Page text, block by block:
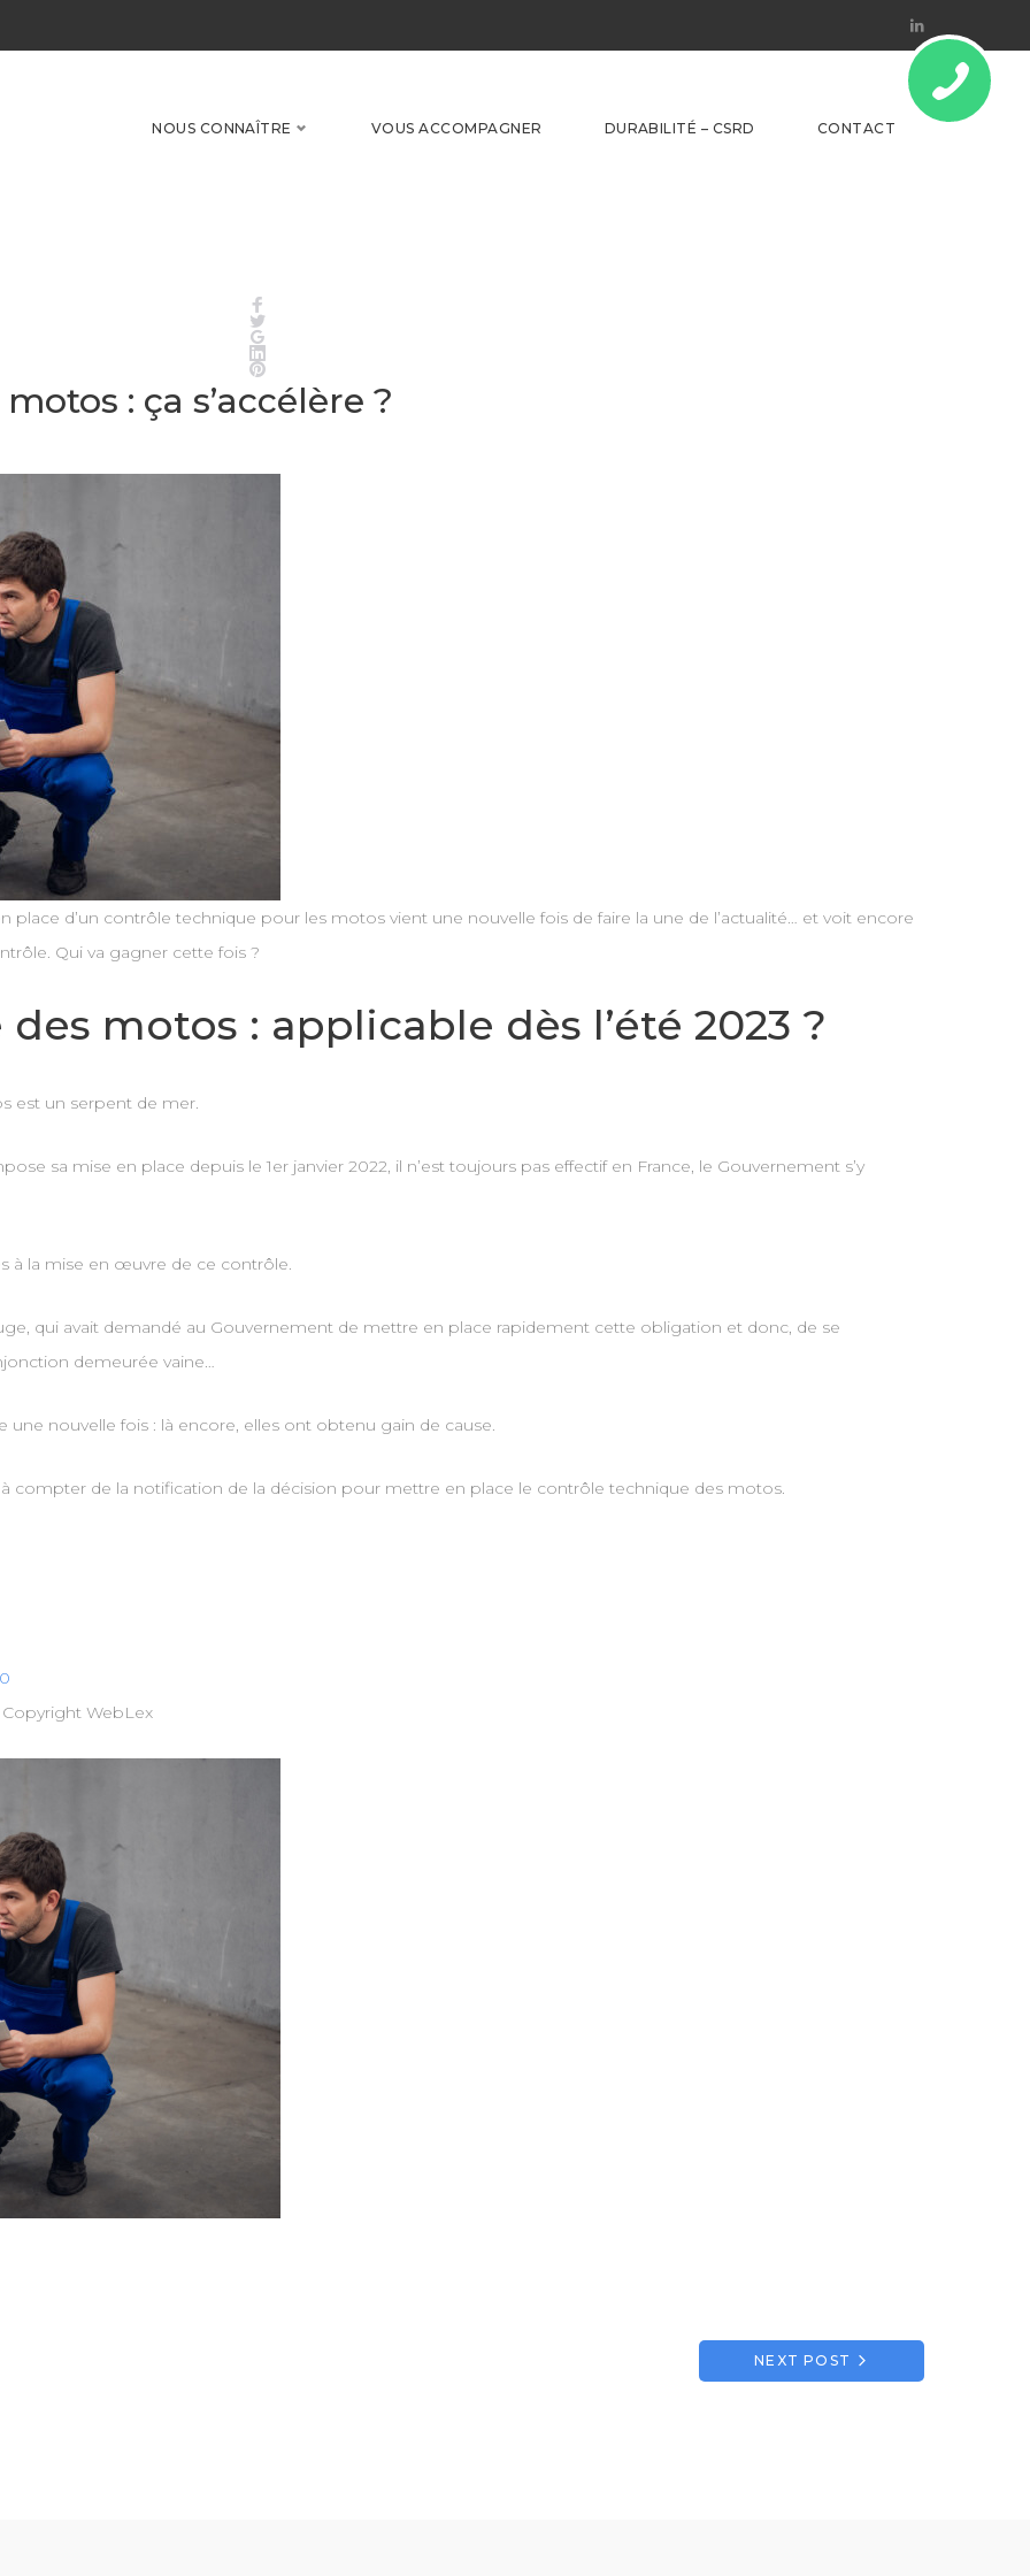
Linkedin
NOUS CONNAÎTRE VOUS ACCOMPAGNER DURABILITÉ – CSRD CONTACT
Twitter
Pinterest
: ça s’accélère ?
place d’un contrôle technique pour les motos vient une nouvelle fois de faire la une de l’actualité… et voit encore
Qui va gagner cette fois ?
motos : applicable dès l’été 2023 ?
est un serpent de mer.
sa mise en place depuis le 1er janvier 2022, il n’est toujours pas effectif en France, le Gouvernement s’y
à la mise en œuvre de ce contrôle.
qui avait demandé au Gouvernement de mettre en place rapidement cette obligation et donc, de se
demeurée vaine…
une nouvelle fois : là encore, elles ont obtenu gain de cause.
compter de la notification de la décision pour mettre en place le contrôle technique des motos.
WebLex
NEXT POST